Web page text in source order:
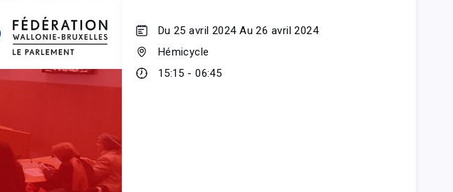
Du 25 avril 2024 Au 26 avril 2024
Hémicycle
15:15 - 06:45